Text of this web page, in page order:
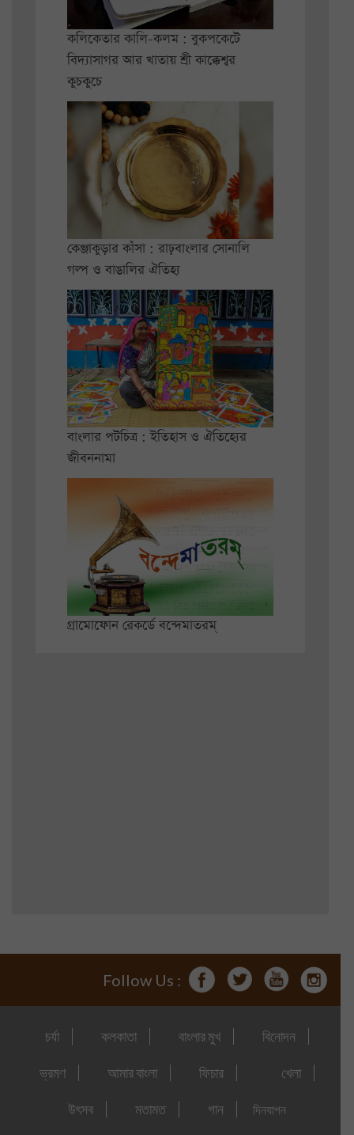
কলিকেতার কালি-কলম : বুকপকেটে
বিদ্যাসাগর আর খাতায় শ্রী কাক্কেশ্বর
কুচকুচে
কেঞ্জাকুড়ার কাঁসা : রাঢ়বাংলার সোনালি
গল্প ও বাঙালির ঐতিহ্য
বাংলার পটচিত্র : ইতিহাস ও ঐতিহ্যের
জীবননামা
গ্রামোফোন রেকর্ডে বন্দেমাতরম্
Follow Us :
চর্যা কলকাতা বাংলার মুখ বিনোদন
ভ্রমণ আমার বাংলা ফিচার খেলা
উৎসব মতামত গান দিনযাপন